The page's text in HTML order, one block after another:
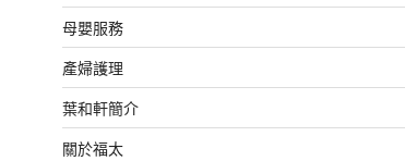
母嬰服務
產婦護理
葉和軒簡介
關於福太